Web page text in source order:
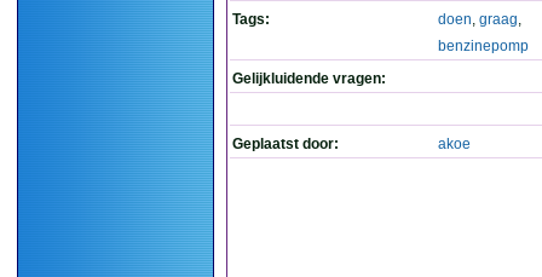
Tags:
doen, graag,
benzinepomp
Gelijkluidende vragen:
Geplaatst door: akoe